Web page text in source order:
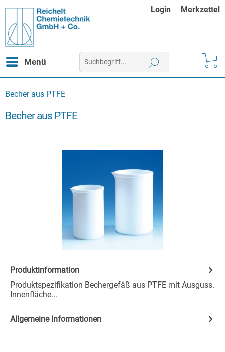
Login Merkzettel
Menü
Becher aus PTFE
Becher aus PTFE
Produktinformation
Produktspezifikation Bechergefäß aus PTFE mit Ausguss.
Innenfläche...
Allgemeine Informationen